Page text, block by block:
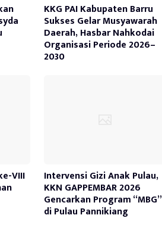
KKG PAI Kabupaten Barru
Sukses Gelar Musyawarah
Daerah, Hasbar Nahkodai
Organisasi Periode 2026–
2030
VIII Intervensi Gizi Anak Pulau,
KKN GAPPEMBAR 2026
Gencarkan Program “MBG”
di Pulau Pannikiang